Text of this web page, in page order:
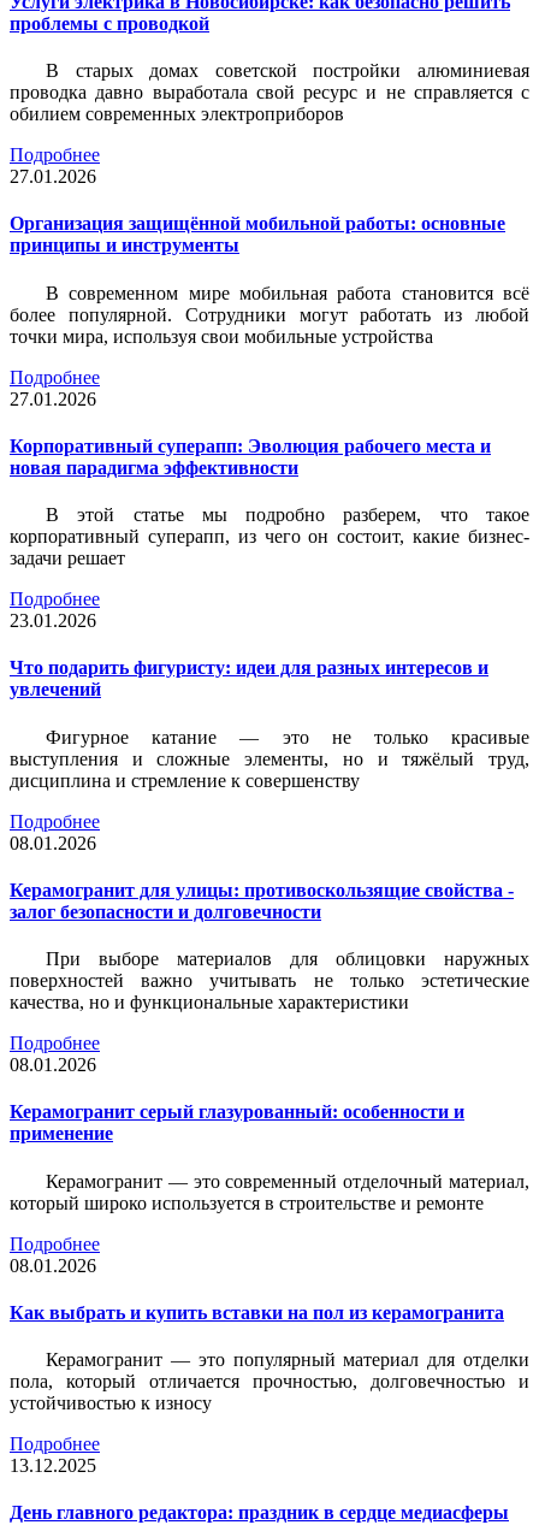
проблемы с проводкой
В старых домах советской постройки алюминиевая
проводка давно выработала свой ресурс и не справляется с
обилием современных электроприборов
Подробнее
27.01.2026
Организация защищённой мобильной работы: основные
принципы и инструменты
В современном мире мобильная работа становится всё
более популярной. Сотрудники могут работать из любой
точки мира, используя свои мобильные устройства
Подробнее
27.01.2026
Корпоративный суперапп: Эволюция рабочего места и
новая парадигма эффективности
В этой статье мы подробно разберем, что такое
корпоративный суперапп, из чего он состоит, какие бизнес-
задачи решает
Подробнее
23.01.2026
Что подарить фигуристу: идеи для разных интересов и
увлечений
Фигурное катание — это не только красивые
выступления и сложные элементы, но и тяжёлый труд,
дисциплина и стремление к совершенству
Подробнее
08.01.2026
Керамогранит для улицы: противоскользящие свойства -
залог безопасности и долговечности
При выборе материалов для облицовки наружных
поверхностей важно учитывать не только эстетические
качества, но и функциональные характеристики
Подробнее
08.01.2026
Керамогранит серый глазурованный: особенности и
применение
Керамогранит — это современный отделочный материал,
который широко используется в строительстве и ремонте
Подробнее
08.01.2026
Как выбрать и купить вставки на пол из керамогранита
Керамогранит — это популярный материал для отделки
пола, который отличается прочностью, долговечностью и
устойчивостью к износу
Подробнее
13.12.2025
День главного редактора: праздник в сердце медиасферы